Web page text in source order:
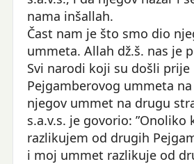
nama inšallah.
Čast nam je što smo dio
ummeta. Allah dž.š. nas je
Svi narodi koji su došli prije
Pejgamberovog ummeta
njegov ummet na drugu
s.a.v.s. je govorio: ”Onoliko
razlikujem od drugih
i moj ummet razlikuje od